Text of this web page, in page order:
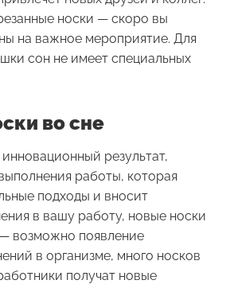
носки — скоро вы
на важное мероприятие. Для
сон не имеет специальных
во сне
результат,
работы, которая
подходы и вносит
в вашу работу, новые носки
возможно появление
в организме, много носков
получат новые